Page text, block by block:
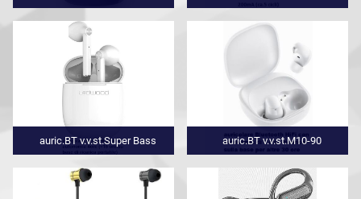
auric.BT v.v.st.Super Bass auric.BT v.v.st.M10-90